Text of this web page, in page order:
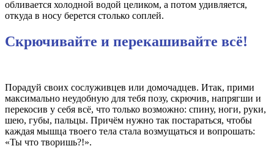
обливается холодной водой целиком, а потом удивляется,
откуда в носу берется столько соплей.
Скрючивайте и перекашивайте всё!
Порадуй своих сослуживцев или домочадцев. Итак, прими
максимально неудобную для тебя позу, скрючив, напрягши и
перекосив у себя всё, что только возможно: спину, ноги, руки,
шею, губы, пальцы. Причём нужно так постараться, чтобы
каждая мышца твоего тела стала возмущаться и вопрошать:
«Ты что творишь?!».